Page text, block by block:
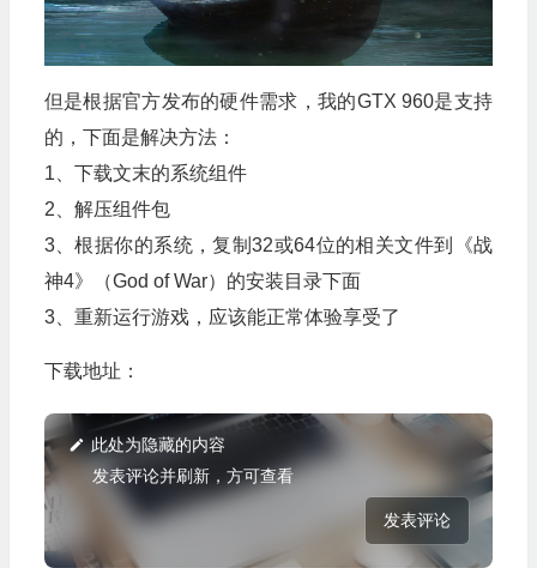
但是根据官方发布的硬件需求，我的GTX 960是支持
的，下面是解决方法：
1、下载文末的系统组件
2、解压组件包
3、根据你的系统，复制32或64位的相关文件到《战
神4》（God of War）的安装目录下面
3、重新运行游戏，应该能正常体验享受了
下载地址：
此处为隐藏的内容
发表评论并刷新，方可查看
发表评论